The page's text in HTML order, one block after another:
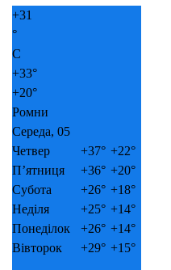
+31
°
C
+33°
+20°
Ромни
Середа, 05
Четвер
+37° +22°
П’ятниця
+36° +20°
Субота
+26° +18°
Неділя
+25° +14°
Понеділок
+26° +14°
Вівторок
+29° +15°